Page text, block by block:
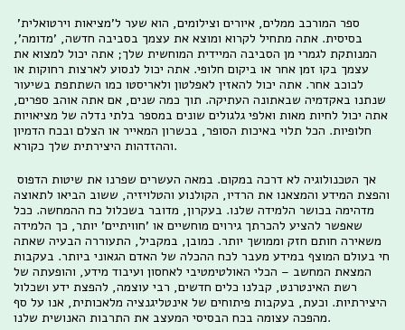
בסיסית. אתה מתחיל לקרוא ומוצא את עצמך בסביבה חדשה, 'מדומה',
המנותקת לגמרי מן הסביבה המיידית המוחשית שלך; אתה יכול למצוא את
עצמך בקו זמן אחר או ביקום חלופי. אתה יכול לנסוע לארצות רחוקות או
לכוכב אחר. אתה יכול להאזין לאפלטון ולאריסטו כמו השתתפת בשיעור
שנתנו באקדמיה שבאתונה העתיקה. תוך כמה שנים, אם אתה אוהב ספרים,
אתה יכול לחיות מאות ואלפי גלגולים שונים במספר בלתי נדלה של מציאויות
חלופיות. הכל תלוי באיכות הסופר, בכשרון המאייר או הצלם ובכח הדמיון
וההזדהות היצירתית שלך כקורא.
והפצת המידע והמצאנו את הרדיו, הקולנוע והטלויזיה, ששוב הביאו לתאוצה
מדהימה בכושר הלמידה שלנו. בעקרון, מדובר בשכלול כח ההמחשה. ככל
שאפשר להציע להכרתך גירוים מוחשיים או 'חוויתיים' יותר, כך הלמידה
משאירה חותם חזק וממושך יותר. כמובן, במקביל, התעוררה הבעיה שאתה
חי בעולם המוצף במידע מעבר לכח ההכלה של האדם הגאוני ביותר. בעקבות
המצאת המחשב – הכלי האולטימטיבי לאחסון ועיבוד מידע, והופעתה של
רשת האינטרנט, קבלנו כלים חדשים, רבי עוצמה, להפצת ידע ושכלול
היצירתיות. וכעת, בעקבות פיתוחים של אינטליגנציה מלאכותית, אנו על סף
מהפכה עצומה בכח הבסיסי המעצב את התרבות האנושית שלנו.